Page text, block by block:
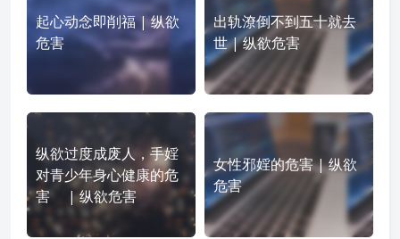
起心动念即削福 | 纵欲
危害
出轨潦倒不到五十就去
世 | 纵欲危害
纵欲过度成废人，手婬
对青少年身心健康的危
害 | 纵欲危害
女性邪婬的危害 | 纵欲
危害